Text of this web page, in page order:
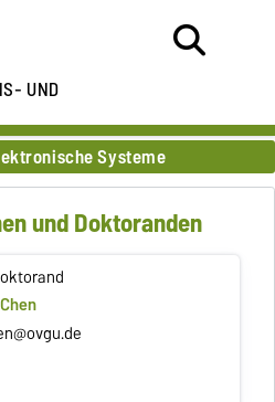
UND
Systeme
und Doktoranden